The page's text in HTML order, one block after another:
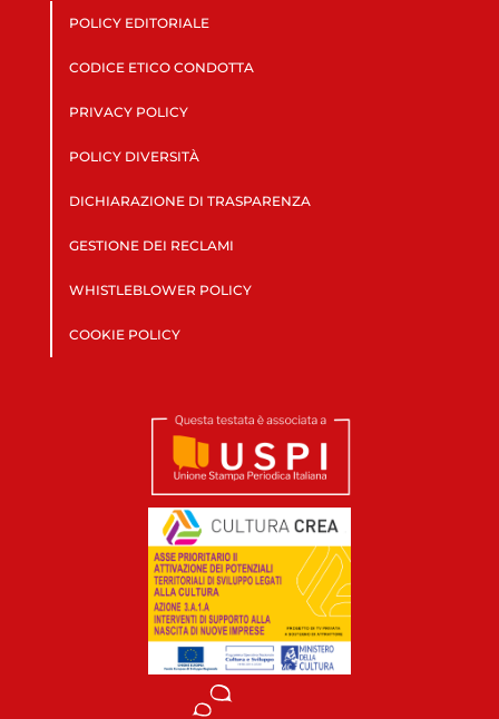
POLICY EDITORIALE
CODICE ETICO CONDOTTA
PRIVACY POLICY
POLICY DIVERSITÀ
DICHIARAZIONE DI TRASPARENZA
GESTIONE DEI RECLAMI
WHISTLEBLOWER POLICY
COOKIE POLICY